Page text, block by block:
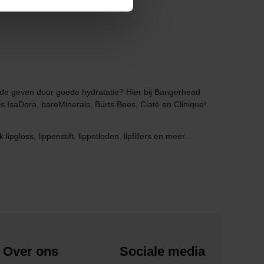
geven door goede hydratatie? Hier bij Bangerhead
bareMinerals, Burts Bees, Ciaté en Clinique!
lippenstift, lippotloden, lipfillers en meer.
Over ons Sociale media